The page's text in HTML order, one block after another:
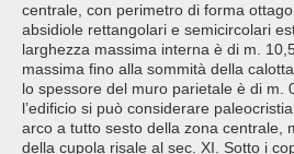
centrale, con perimetro di forma
absidiole rettangolari e semicircolari
larghezza massima interna è di m.
massima fino alla sommità della
lo spessore del muro parietale è di m.
l’edificio si può considerare
arco a tutto sesto della zona centrale,
della cupola risale al sec. XI. Sotto i